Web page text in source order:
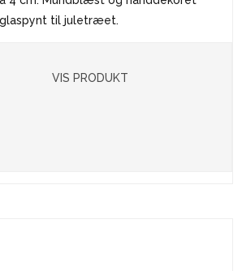
glaspynt til juletræet.
VIS PRODUKT